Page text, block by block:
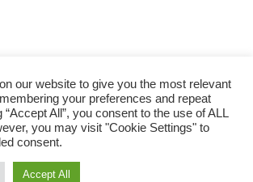
our website to give you the most relevant
your preferences and repeat
All”, you consent to the use of ALL
you may visit "Cookie Settings" to
consent.
Accept All